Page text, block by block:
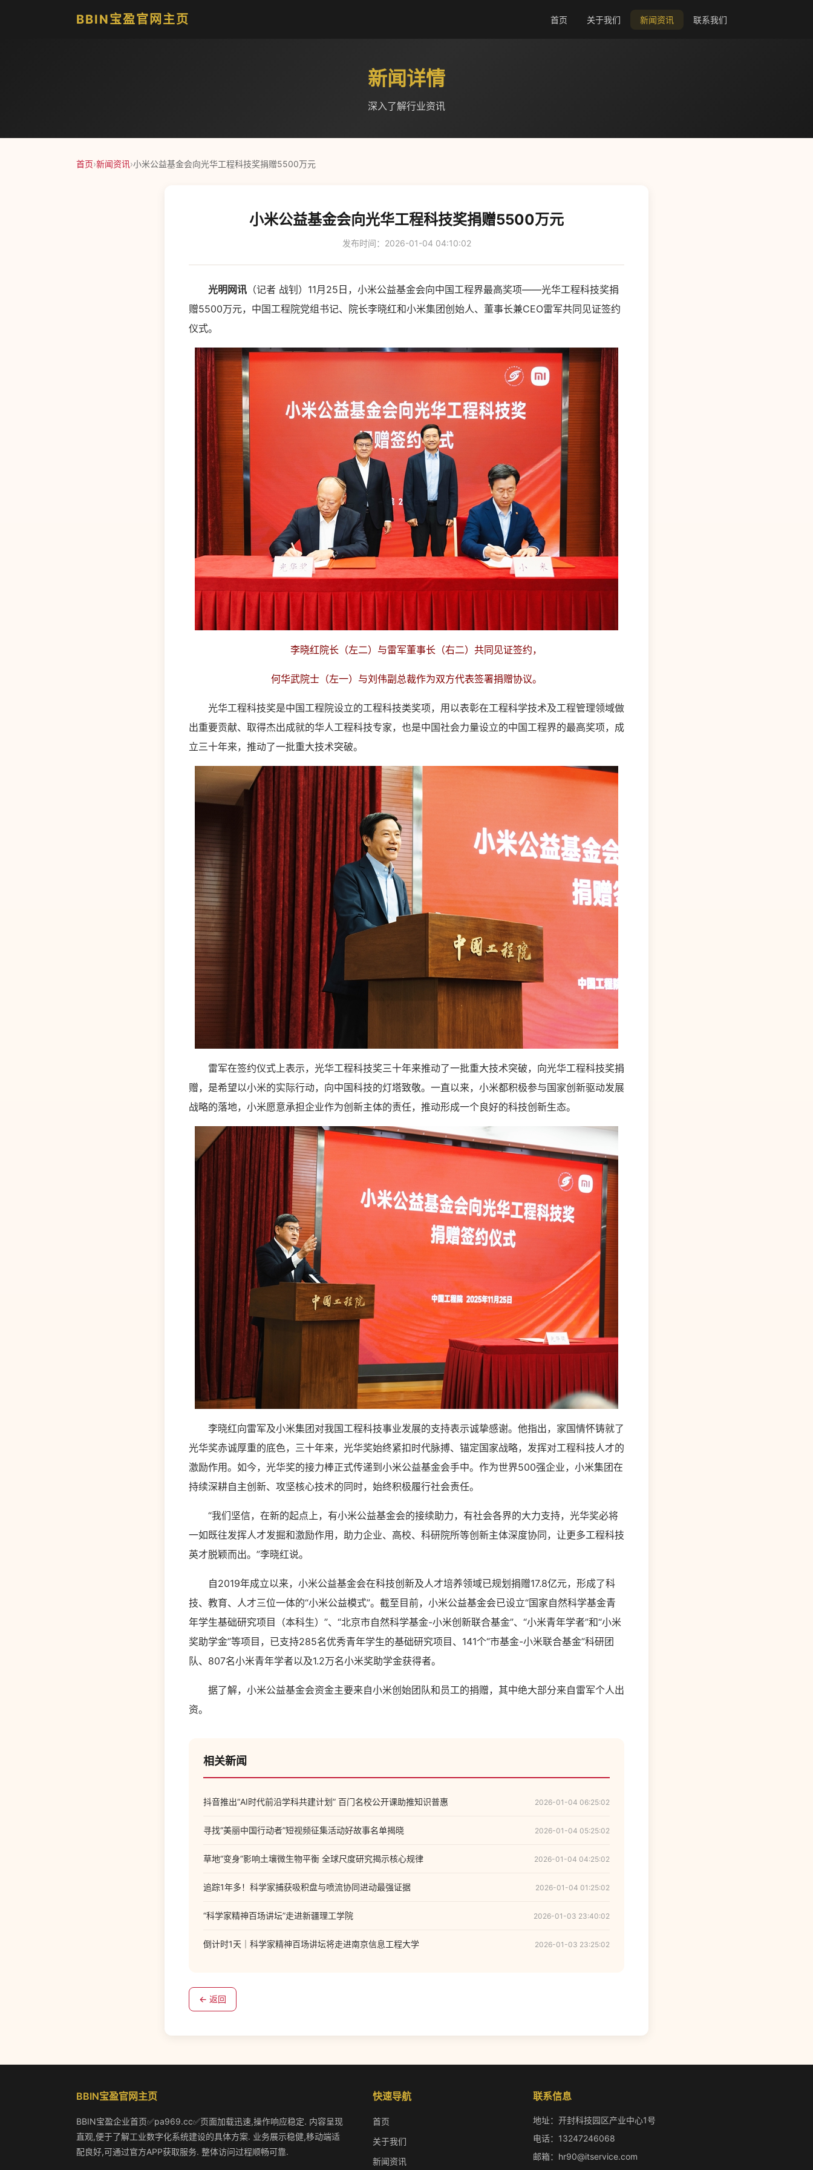
BBIN宝盈官网主页 首页 关于我们 新闻资讯 联系我们
新闻详情
深入了解行业资讯
首页›新闻资讯›小米公益基金会向光华工程科技奖捐赠5500万元
小米公益基金会向光华工程科技奖捐赠5500万元
发布时间：2026-01-04 04:10:02
光明网讯 （记者 战钊）11月25日，小米公益基金会向中国工程界最高奖项——光华工程科技奖捐
赠5500万元，中国工程院党组书记、院长李晓红和小米集团创始人、董事长兼CEO雷军共同见证签约
仪式。
李晓红院长（左二）与雷军董事长（右二）共同见证签约，
何华武院士（左一）与刘伟副总裁作为双方代表签署捐赠协议。
光华工程科技奖是中国工程院设立的工程科技类奖项，用以表彰在工程科学技术及工程管理领域做
出重要贡献、取得杰出成就的华人工程科技专家，也是中国社会力量设立的中国工程界的最高奖项，成
立三十年来，推动了一批重大技术突破。
雷军在签约仪式上表示，光华工程科技奖三十年来推动了一批重大技术突破，向光华工程科技奖捐
赠，是希望以小米的实际行动，向中国科技的灯塔致敬。一直以来，小米都积极参与国家创新驱动发展
战略的落地，小米愿意承担企业作为创新主体的责任，推动形成一个良好的科技创新生态。
李晓红向雷军及小米集团对我国工程科技事业发展的支持表示诚挚感谢。他指出，家国情怀铸就了
光华奖赤诚厚重的底色，三十年来，光华奖始终紧扣时代脉搏、锚定国家战略，发挥对工程科技人才的
激励作用。如今，光华奖的接力棒正式传递到小米公益基金会手中。作为世界500强企业，小米集团在
持续深耕自主创新、攻坚核心技术的同时，始终积极履行社会责任。
“我们坚信，在新的起点上，有小米公益基金会的接续助力，有社会各界的大力支持，光华奖必将
一如既往发挥人才发掘和激励作用，助力企业、高校、科研院所等创新主体深度协同，让更多工程科技
英才脱颖而出。”李晓红说。
自2019年成立以来，小米公益基金会在科技创新及人才培养领域已规划捐赠17.8亿元，形成了科
技、教育、人才三位一体的“小米公益模式”。截至目前，小米公益基金会已设立“国家自然科学基金青
年学生基础研究项目（本科生）”、“北京市自然科学基金-小米创新联合基金”、“小米青年学者”和“小米
奖助学金”等项目，已支持285名优秀青年学生的基础研究项目、141个“市基金-小米联合基金”科研团
队、807名小米青年学者以及1.2万名小米奖助学金获得者。
据了解，小米公益基金会资金主要来自小米创始团队和员工的捐赠，其中绝大部分来自雷军个人出
资。
相关新闻
抖音推出“AI时代前沿学科共建计划” 百门名校公开课助推知识普惠 2026-01-04 06:25:02
寻找“美丽中国行动者”短视频征集活动好故事名单揭晓 2026-01-04 05:25:02
草地“变身”影响土壤微生物平衡 全球尺度研究揭示核心规律 2026-01-04 04:25:02
追踪1年多！科学家捕获吸积盘与喷流协同进动最强证据 2026-01-04 01:25:02
“科学家精神百场讲坛”走进新疆理工学院 2026-01-03 23:40:02
倒计时1天｜科学家精神百场讲坛将走进南京信息工程大学 2026-01-03 23:25:02
← 返回
BBIN宝盈官网主页
BBIN宝盈企业首页✅pa969.cc✅页面加载迅速,操作响应稳定. 内容呈现
直观,便于了解工业数字化系统建设的具体方案. 业务展示稳健,移动端适
配良好,可通过官方APP获取服务. 整体访问过程顺畅可靠.
快速导航
首页
关于我们
新闻资讯
联系信息
地址：开封科技园区产业中心1号
电话：13247246068
邮箱：hr90@itservice.com